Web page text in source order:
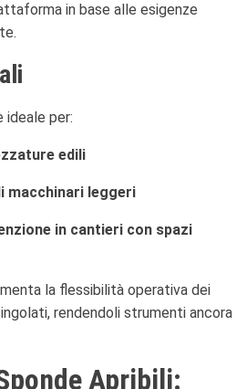
in base alle esigenze
ideale per:
edili
macchinari leggeri
in cantieri con spazi
la flessibilità operativa dei
rendendoli strumenti ancora
Apribili: